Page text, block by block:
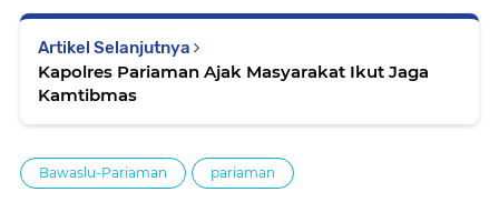
Artikel Selanjutnya
Kapolres Pariaman Ajak Masyarakat Ikut Jaga
Kamtibmas
Bawaslu-Pariaman pariaman